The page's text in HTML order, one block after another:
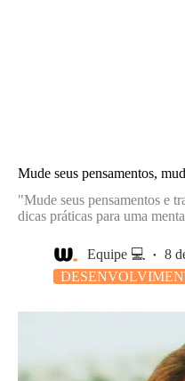
Mude seus pensamentos,
"Mude seus pensamentos e
dicas práticas para uma
Equipe 💻
8